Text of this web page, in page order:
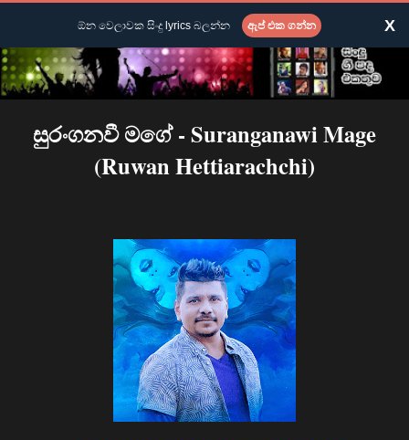
සුරංගනවී මගේ - Suranganawi Mage
(Ruwan Hettiarachchi)
ඕන වෙලාවක සිංදු lyrics බලන්න ඇප් එක ගන්න X